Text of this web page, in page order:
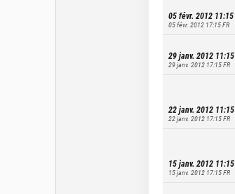
05 févr. 2012 11:15
05 févr. 2012 17:15FR
29 janv. 2012 11:15
29 janv. 2012 17:15FR
22 janv. 2012 11:15
22 janv. 2012 17:15FR
15 janv. 2012 11:15
15 janv. 2012 17:15FR